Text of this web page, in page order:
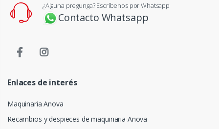
¿Alguna pregunga? Escríbenos por Whatsapp
Contacto Whatsapp
Enlaces de interés
Maquinaria Anova
Recambios y despieces de maquinaria Anova